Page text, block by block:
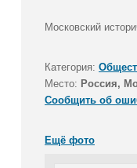
Московский
Категория:
Место: Россия,
Сообщить об
Ещё фото